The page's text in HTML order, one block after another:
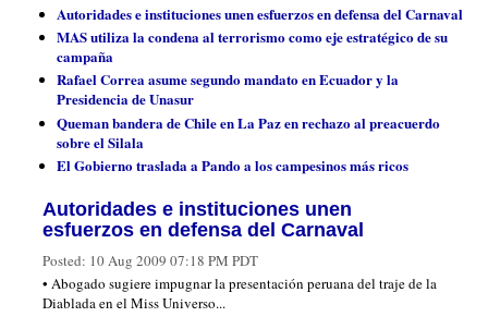
Autoridades e instituciones unen esfuerzos en defensa del Carnaval
MAS utiliza la condena al terrorismo como eje estratégico de su
campaña
Rafael Correa asume segundo mandato en Ecuador y la
Presidencia de Unasur
Queman bandera de Chile en La Paz en rechazo al preacuerdo
sobre el Silala
El Gobierno traslada a Pando a los campesinos más ricos
Autoridades e instituciones unen
esfuerzos en defensa del Carnaval
Posted: 10 Aug 2009 07:18 PM PDT
• Abogado sugiere impugnar la presentación peruana del traje de la
Diablada en el Miss Universo...